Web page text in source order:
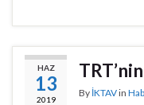
HAZ
13
2019
By İKTAVin